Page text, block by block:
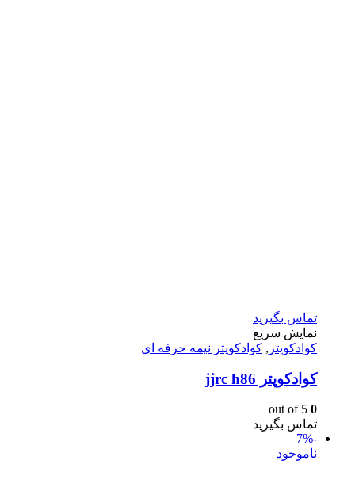
تماس بگیرید
نمایش سریع
کوادکوپتر , کوادکوپتر نیمه حرفه ای
كوادكوپتر jjrc h86
0
تماس بگیرید
-7%
ناموجود